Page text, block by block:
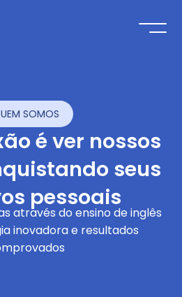
SOMOS
é ver nossos
seus
pessoais
através do ensino de inglês
inovadora e resultados